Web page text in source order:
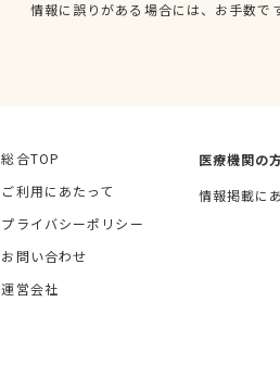
情報に誤りがある場合には、お手数
総合TOP
ご利用にあたって
プライバシーポリシー
お問い合わせ
運営会社
医療機関の
情報掲載に